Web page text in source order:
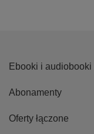
Ebooki i audiobooki
Abonamenty
Oferty łączone